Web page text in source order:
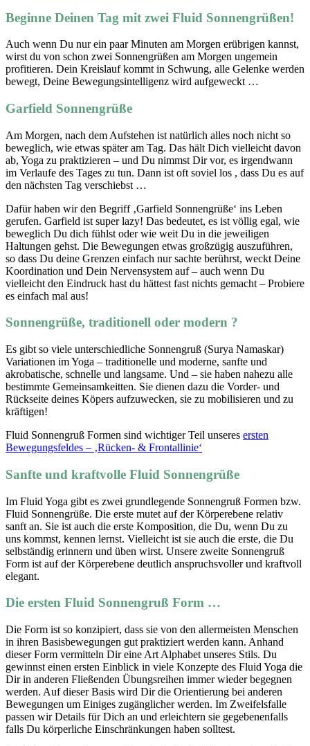
Beginne Deinen Tag mit zwei Fluid Sonnengrüßen!
Auch wenn Du nur ein paar Minuten am Morgen erübrigen kannst,
wirst du von schon zwei Sonnengrüßen am Morgen ungemein
profitieren. Dein Kreislauf kommt in Schwung, alle Gelenke werden
bewegt, Deine Bewegungsintelligenz wird aufgeweckt …
Garfield Sonnengrüße
Am Morgen, nach dem Aufstehen ist natürlich alles noch nicht so
beweglich, wie etwas später am Tag. Das hält Dich vielleicht davon
ab, Yoga zu praktizieren – und Du nimmst Dir vor, es irgendwann
im Verlaufe des Tages zu tun. Dann ist oft soviel los , dass Du es auf
den nächsten Tag verschiebst …
Dafür haben wir den Begriff ‚Garfield Sonnengrüße‘ ins Leben
gerufen. Garfield ist super lazy! Das bedeutet, es ist völlig egal, wie
beweglich Du dich fühlst oder wie weit Du in die jeweiligen
Haltungen gehst. Die Bewegungen etwas großzügig auszuführen,
so dass Du deine Grenzen einfach nur sachte berührst, weckt Deine
Koordination und Dein Nervensystem auf – auch wenn Du
vielleicht den Eindruck hast du hättest fast nichts gemacht – Probiere
es einfach mal aus!
Sonnengrüße, traditionell oder modern ?
Es gibt so viele unterschiedliche Sonnengruß (Surya Namaskar)
Variationen im Yoga – traditionelle und moderne, sanfte und
akrobatische, schnelle und langsame. Und – sie haben nahezu alle
bestimmte Gemeinsamkeitten. Sie dienen dazu die Vorder- und
Rückseite deines Köpers aufzuwecken, sie zu mobilisieren und zu
kräftigen!
Fluid Sonnengruß Formen sind wichtiger Teil unseres ersten
Bewegungsfeldes – ‚Rücken- & Frontallinie‘
Sanfte und kraftvolle Fluid Sonnengrüße
Im Fluid Yoga gibt es zwei grundlegende Sonnengruß Formen bzw.
Fluid Sonnengrüße. Die erste mutet auf der Körperebene relativ
sanft an. Sie ist auch die erste Komposition, die Du, wenn Du zu
uns kommst, kennen lernst. Vielleicht ist sie auch die erste, die Du
selbständig erinnern und üben wirst. Unsere zweite Sonnengruß
Form ist auf der Körperebene deutlich anspruchsvoller und kraftvoll
elegant.
Die ersten Fluid Sonnengruß Form …
Die Form ist so konzipiert, dass sie von den allermeisten Menschen
in ihren Basisbewegungen gut praktiziert werden kann. Anhand
dieser Form vermitteln Dir eine Art Alphabet unseres Stils. Du
gewinnst einen ersten Einblick in viele Konzepte des Fluid Yoga die
Dir in anderen Fließenden Übungsreihen immer wieder begegnen
werden. Auf dieser Basis wird Dir die Orientierung bei anderen
Bewegungen um Einiges zugänglicher werden. Im Zweifelsfalle
passen wir Details für Dich an und erleichtern sie gegebenenfalls
falls Du körperliche Einschränkungen haben solltest.